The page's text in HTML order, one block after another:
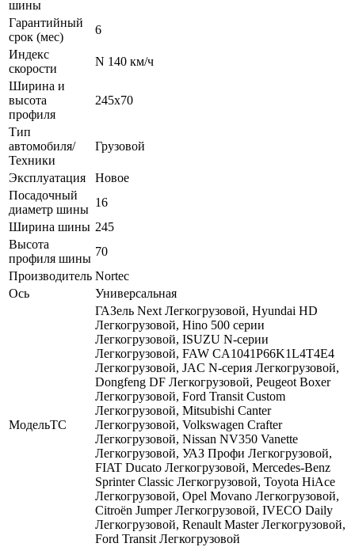
шины
Гарантийный
срок (мес)
6
Индекс
скорости
N 140 км/ч
Ширина и
высота
профиля
245x70
Тип
автомобиля/
Техники
Грузовой
Эксплуатация
Новое
Посадочный
диаметр шины
16
Ширина шины 245
Высота
профиля шины
70
Производитель Nortec
Ось
Универсальная
МодельТС
ГАЗель Next Легкогрузовой, Hyundai HD
Легкогрузовой, Hino 500 серии
Легкогрузовой, ISUZU N-серии
Легкогрузовой, FAW CA1041P66K1L4T4E4
Легкогрузовой, JAC N-серия Легкогрузовой,
Dongfeng DF Легкогрузовой, Peugeot Boxer
Легкогрузовой, Ford Transit Custom
Легкогрузовой, Mitsubishi Canter
Легкогрузовой, Volkswagen Crafter
Легкогрузовой, Nissan NV350 Vanette
Легкогрузовой, УАЗ Профи Легкогрузовой,
FIAT Ducato Легкогрузовой, Mercedes-Benz
Sprinter Classic Легкогрузовой, Toyota HiAce
Легкогрузовой, Opel Movano Легкогрузовой,
Citroën Jumper Легкогрузовой, IVECO Daily
Легкогрузовой, Renault Master Легкогрузовой,
Ford Transit Легкогрузовой